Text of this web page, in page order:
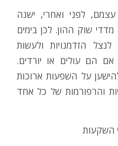
עצמם, לפני ואחרי, ישנה
שוק ההון. לכן בימים
הזדמנויות ולעשות
הם עולים או יורדים.
על השפעות ארוכות
והרפורמות של כל אחד
השקעות